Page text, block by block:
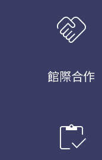
handshake
館際合作
inventory